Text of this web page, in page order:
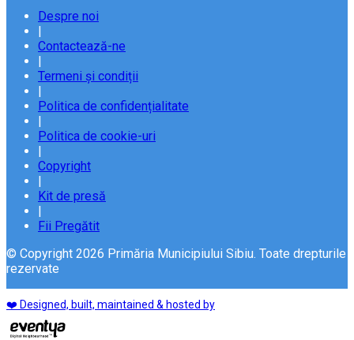
Despre noi
Contactează-ne
Termeni și condiții
Politica de confidențialitate
Politica de cookie-uri
Copyright
Kit de presă
Fii Pregătit
© Copyright 2026 Primăria Municipiului Sibiu. Toate drepturile
rezervate
❤️ Designed, built, maintained & hosted by